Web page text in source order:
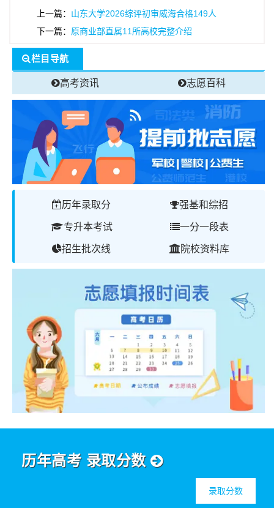
上一篇： 山东大学2026综评初审威海合格149人
下一篇： 原商业部直属11所高校完整介绍
栏目导航
高考资讯 志愿百科
历年录取分 强基和综招
专升本考试 一分一段表
招生批次线 院校资料库
历年高考 录取分数
录取分数